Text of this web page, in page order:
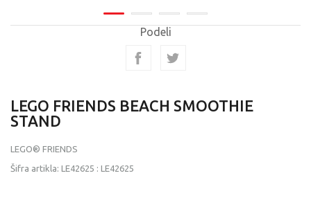
Podeli
LEGO FRIENDS BEACH SMOOTHIE
STAND
LEGO® FRIENDS
Šifra artikla: LE42625 : LE42625